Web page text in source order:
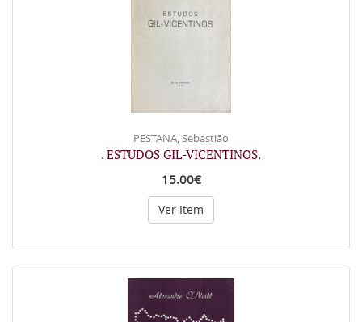
PESTANA, Sebastião
. ESTUDOS GIL-VICENTINOS.
15.00€
Ver Item